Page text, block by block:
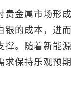
贵金属市场形
银的成本，进
撑。随着新能
求保持乐观预